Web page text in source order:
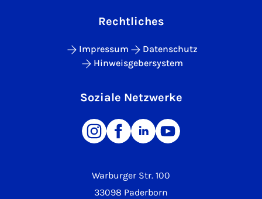
Warburger Str. 100
33098 Paderborn
Rechtliches
Impressum
Datenschutz
Hinweisgebersystem
Soziale Netzwerke